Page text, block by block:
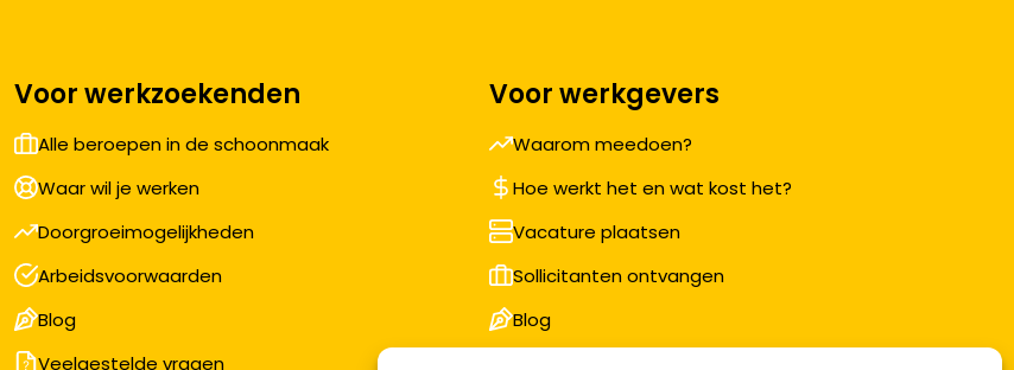
Voor werkzoekenden
Alle beroepen in de schoonmaak
Waar wil je werken
Doorgroeimogelijkheden
Arbeidsvoorwaarden
Blog
Veelgestelde vragen
Voor werkgevers
Waarom meedoen?
Hoe werkt het en wat kost het?
Vacature plaatsen
Sollicitanten ontvangen
Blog